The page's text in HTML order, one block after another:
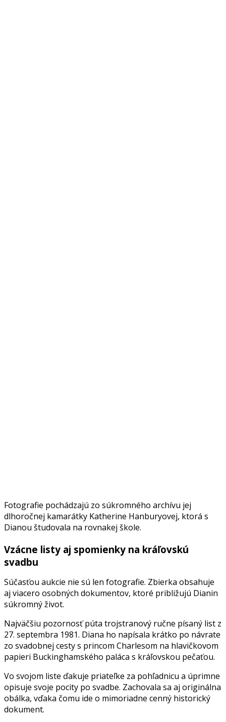
Fotografie pochádzajú zo súkromného archívu jej
dlhoročnej kamarátky Katherine Hanburyovej, ktorá s
Dianou študovala na rovnakej škole.
Vzácne listy aj spomienky na kráľovskú
svadbu
Súčasťou aukcie nie sú len fotografie. Zbierka obsahuje
aj viacero osobných dokumentov, ktoré približujú Dianin
súkromný život.
Najväčšiu pozornosť púta trojstranový ručne písaný list z
27. septembra 1981. Diana ho napísala krátko po návrate
zo svadobnej cesty s princom Charlesom na hlavičkovom
papieri Buckinghamského paláca s kráľovskou pečaťou.
Vo svojom liste ďakuje priateľke za pohľadnicu a úprimne
opisuje svoje pocity po svadbe. Zachovala sa aj originálna
obálka, vďaka čomu ide o mimoriadne cenný historický
dokument.